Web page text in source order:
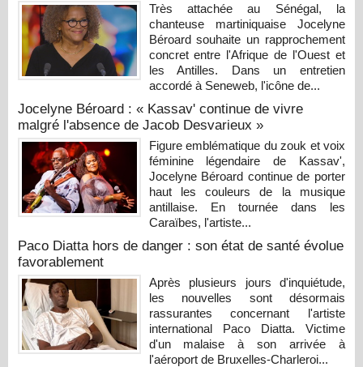
Très attachée au Sénégal, la
chanteuse martiniquaise Jocelyne
Béroard souhaite un rapprochement
concret entre l'Afrique de l'Ouest et
les Antilles. Dans un entretien
accordé à Seneweb, l'icône de...
Jocelyne Béroard : « Kassav' continue de vivre
malgré l'absence de Jacob Desvarieux »
Figure emblématique du zouk et voix
féminine légendaire de Kassav',
Jocelyne Béroard continue de porter
haut les couleurs de la musique
antillaise. En tournée dans les
Caraïbes, l'artiste...
Paco Diatta hors de danger : son état de santé évolue
favorablement
Après plusieurs jours d'inquiétude,
les nouvelles sont désormais
rassurantes concernant l'artiste
international Paco Diatta. Victime
d'un malaise à son arrivée à
l'aéroport de Bruxelles-Charleroi...